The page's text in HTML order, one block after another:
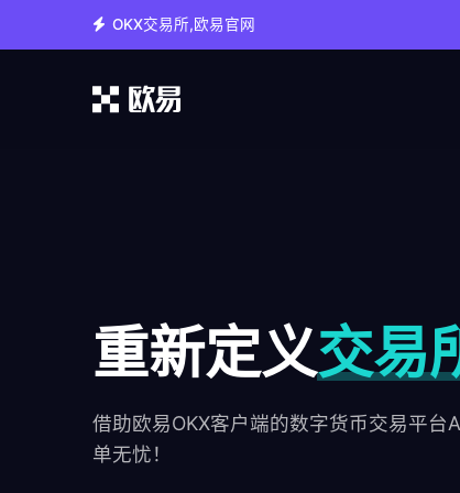
OKX交易所,欧易官网
重新定义交易
借助欧易OKX客户端的数字货币交易平台
单无忧！